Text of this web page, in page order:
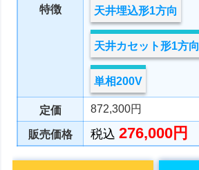
特徴 天井埋込形1方向
天井カセット形1方向
単相200V
定価 872,300円
販売価格 税込276,000円